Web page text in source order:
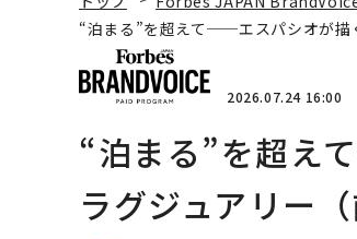
“泊まる”を超えて──エスパシオが描
2026.07.24 16:00
“泊まる”を超え
ラグジュアリー（